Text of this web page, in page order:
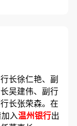
长徐仁艳、副
吴建伟、副行
长张荣森。在
入温州银行出